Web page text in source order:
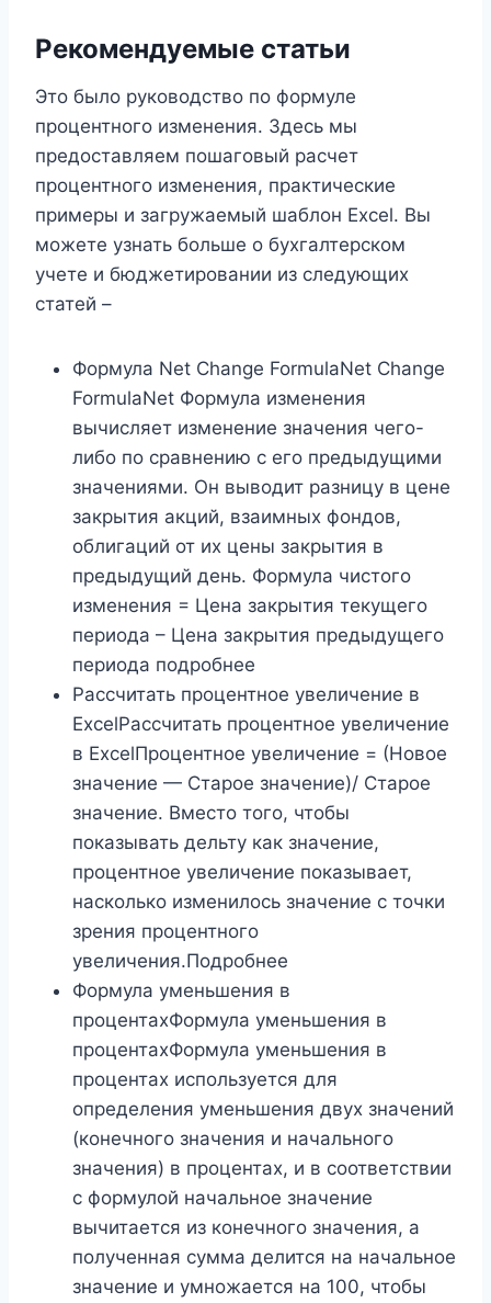
Рекомендуемые статьи
Это было руководство по формуле
процентного изменения. Здесь мы
предоставляем пошаговый расчет
процентного изменения, практические
примеры и загружаемый шаблон Excel. Вы
можете узнать больше о бухгалтерском
учете и бюджетировании из следующих
статей –
Формула Net Change FormulaNet Change
FormulaNet Формула изменения
вычисляет изменение значения чего-
либо по сравнению с его предыдущими
значениями. Он выводит разницу в цене
закрытия акций, взаимных фондов,
облигаций от их цены закрытия в
предыдущий день. Формула чистого
изменения = Цена закрытия текущего
периода – Цена закрытия предыдущего
периода подробнее
Рассчитать процентное увеличение в
ExcelРассчитать процентное увеличение
в ExcelПроцентное увеличение = (Новое
значение — Старое значение)/ Старое
значение. Вместо того, чтобы
показывать дельту как значение,
процентное увеличение показывает,
насколько изменилось значение с точки
зрения процентного
увеличения.Подробнее
Формула уменьшения в
процентахФормула уменьшения в
процентахФормула уменьшения в
процентах используется для
определения уменьшения двух значений
(конечного значения и начального
значения) в процентах, и в соответствии
с формулой начальное значение
вычитается из конечного значения, а
полученная сумма делится на начальное
значение и умножается на 100, чтобы